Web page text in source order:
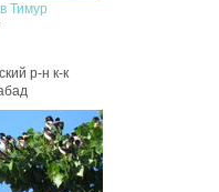
Тимур
р-н к-к